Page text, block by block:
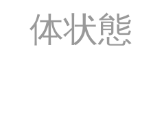
体状態